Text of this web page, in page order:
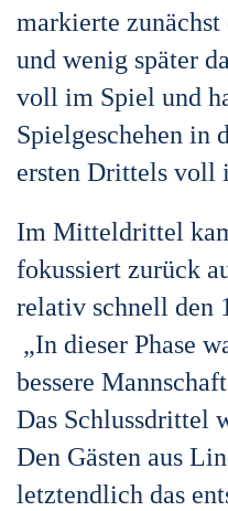
markierte
und wenig später
voll im Spiel und
Spielgeschehen in
ersten Drittels voll
Im Mitteldrittel
fokussiert zurück
relativ schnell den
„In dieser Phase
bessere
Das Schlussdrittel
Den Gästen aus
letztendlich das